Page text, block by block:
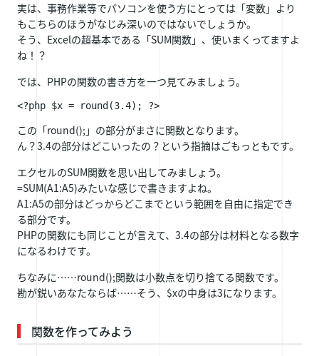
実は、事務作業等でパソコンを使う方にとっては「変数」より
もこちらのほうがなじみ深いのではないでしょうか。
そう、Excelの超基本である「SUM関数」、使いまくってますよ
ね！？
では、PHPの関数の書き方を一つ見てみましょう。
この「round();」の部分がまさに関数となります。
ん？3.4の部分はどこいったの？という指摘はごもっともです。
エクセルのSUM関数を思い出してみましょう。
=SUM(A1:A5)みたいな感じで書きますよね。
A1:A5の部分はどっからどこまでという範囲を自由に指定でき
る部分です。
PHPの関数にも同じことが言えて、3.4の部分は材料となる数字
になるわけです。
ちなみに……round();関数は小数点を切り捨てる関数です。
勘が鋭いあなたならば……そう、$xの中身は3になります。
関数を作ってみよう